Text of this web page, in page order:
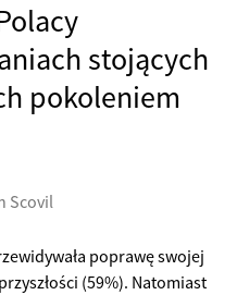
stojących
pokoleniem
Scovil
poprawę swojej
(59%). Natomiast